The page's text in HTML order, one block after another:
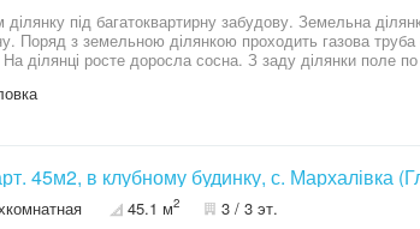
ділянку під багатоквартирну забудову. Земельна
потужності по
2к кварт. 45м2, в клубному будинку, с.
45.1 м2 3 / 3 эт.